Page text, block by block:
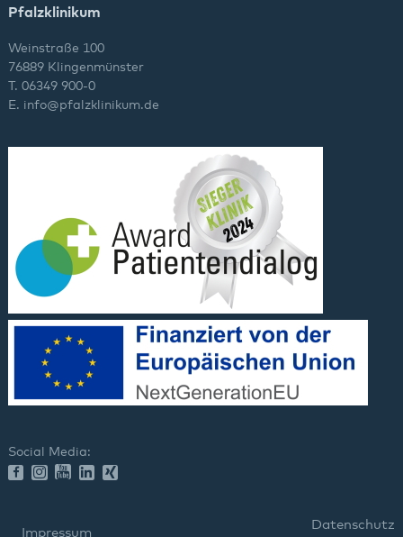
Pfalzklinikum
Weinstraße 100
76889 Klingenmünster
T. 06349 900-0
E. info@pfalzklinikum.de
Social Media:
Impressum
Datenschutz